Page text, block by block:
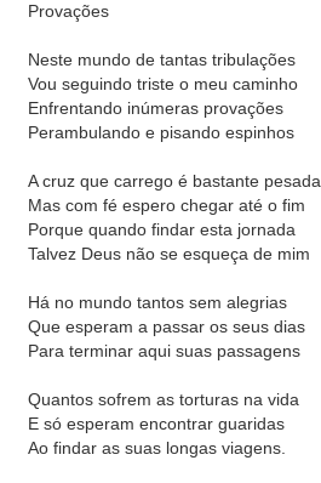
Provações
Neste mundo de tantas tribulações
Vou seguindo triste o meu caminho
Enfrentando inúmeras provações
Perambulando e pisando espinhos
A cruz que carrego é bastante pesada
Mas com fé espero chegar até o fim
Porque quando findar esta jornada
Talvez Deus não se esqueça de mim
Há no mundo tantos sem alegrias
Que esperam a passar os seus dias
Para terminar aqui suas passagens
Quantos sofrem as torturas na vida
E só esperam encontrar guaridas
Ao findar as suas longas viagens.